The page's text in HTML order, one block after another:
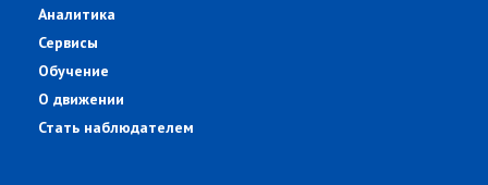
Аналитика
Сервисы
Обучение
О движении
Стать наблюдателем